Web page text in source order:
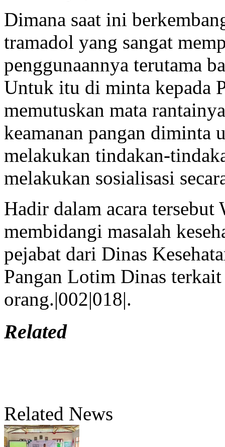
Dimana saat ini
tramadol yang sangat
penggunaannya terutama
Untuk itu di minta kepada
memutuskan mata
keamanan pangan diminta
melakukan tindakan-
melakukan sosialisasi
Hadir dalam acara
membidangi masalah
pejabat dari Dinas
Pangan Lotim Dinas
orang.|002|018|.
Related
Related News